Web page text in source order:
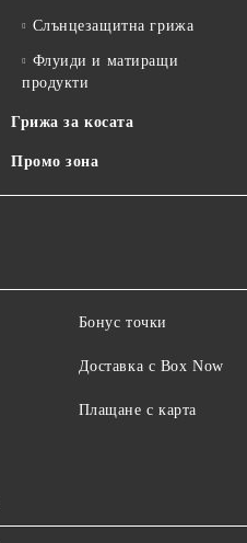
Слънцезащитна грижа
Флуиди и матиращи
продукти
Грижа за косата
Промо зона
Бонус точки
Доставка с Box Now
Плащане с карта